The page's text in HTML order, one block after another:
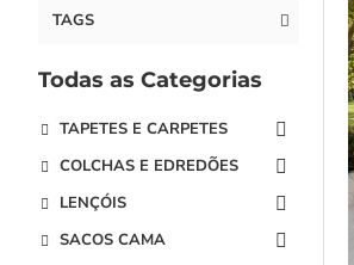
TAGS
Todas as Categorias
TAPETES E CARPETES
COLCHAS E EDREDÕES
LENÇÓIS
SACOS CAMA